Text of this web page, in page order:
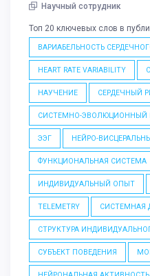
Научный сотрудник
Топ 20 ключевых слов в
ВАРИАБЕЛЬНОСТЬ
HEART RATE VARIABILITY
НАУЧЕНИЕ СЕРДЕЧНЫЙ
СИСТЕМНО-ЭВОЛЮЦИОННЫЙ
ЭЭГ НЕЙРО-
ФУНКЦИОНАЛЬНАЯ СИСТЕМА
ИНДИВИДУАЛЬНЫЙ ОПЫТ
TELEMETRY СИСТЕМНАЯ
СТРУКТУРА
СУБЪЕКТ ПОВЕДЕНИЯ